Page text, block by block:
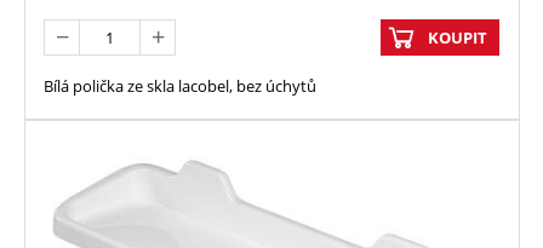
KOUPIT
Bílá polička ze skla lacobel, bez úchytů